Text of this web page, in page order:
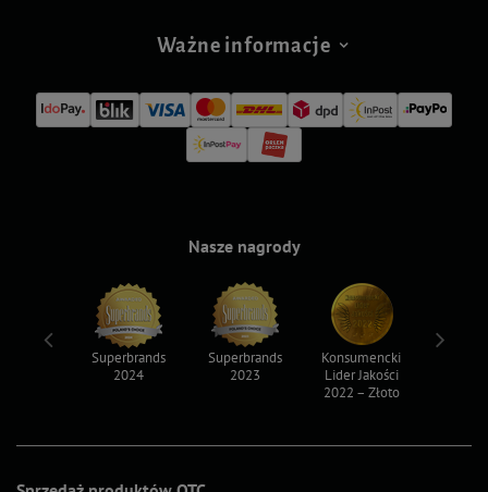
Ważne informacje
Nasze nagrody
Superbrands
2024
Superbrands
2023
Konsumencki
Lider Jakości
2022 – Złoto